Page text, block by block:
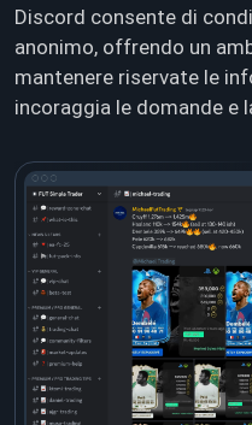
Discord consente di
anonimo, offrendo un
mantenere riservate le
incoraggia le domande e